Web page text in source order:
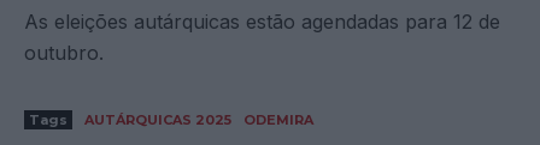
As eleições autárquicas estão agendadas para 12 de
outubro.
Tags AUTÁRQUICAS 2025 ODEMIRA